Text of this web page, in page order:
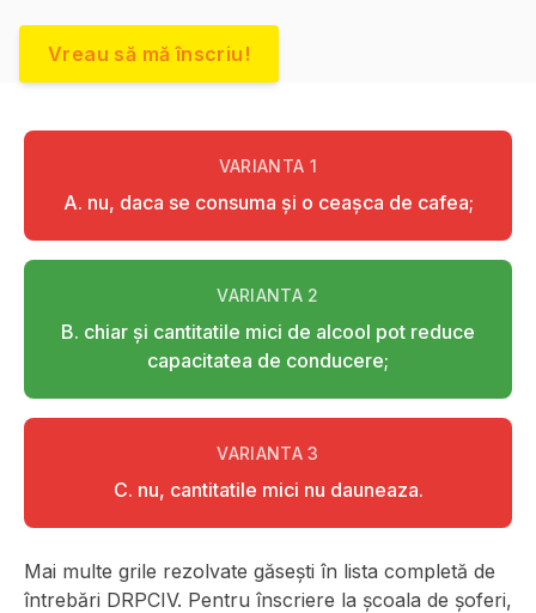
Vreau să mă înscriu!
VARIANTA 1
A. nu, daca se consuma şi o ceaşca de cafea;
VARIANTA 2
B. chiar şi cantitatile mici de alcool pot reduce
capacitatea de conducere;
VARIANTA3
C. nu, cantitatile mici nu dauneaza.
Mai multe grile rezolvate găsești în lista completă de
întrebări DRPCIV. Pentru înscriere la școala de șoferi,